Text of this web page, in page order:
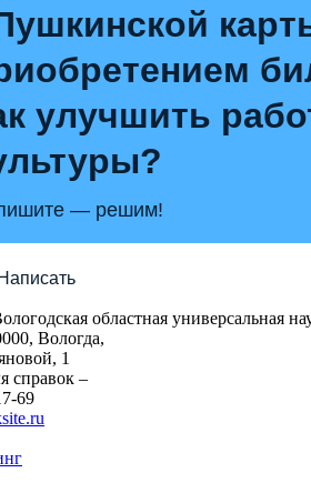
улучшить
— решим!
Написать
областная универсальная
Вологда,
1
справок –
69